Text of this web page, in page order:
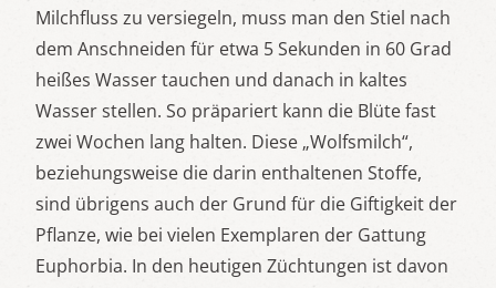
Milchfluss zu versiegeln, muss man den Stiel nach
dem Anschneiden für etwa 5 Sekunden in 60 Grad
heißes Wasser tauchen und danach in kaltes
Wasser stellen. So präpariert kann die Blüte fast
zwei Wochen lang halten. Diese „Wolfsmilch“,
beziehungsweise die darin enthaltenen Stoffe,
sind übrigens auch der Grund für die Giftigkeit der
Pflanze, wie bei vielen Exemplaren der Gattung
Euphorbia. In den heutigen Züchtungen ist davon